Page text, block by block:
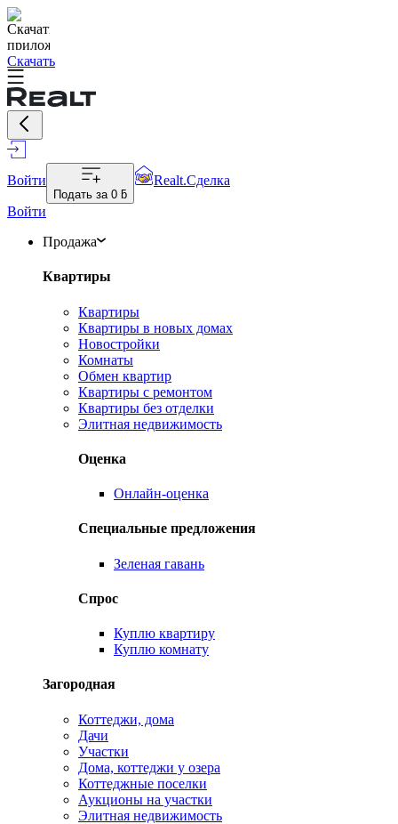
Скачать
Войти
Подать за 0 ƃ
Realt.Сделка
Войти
Продажа
Квартиры
Квартиры
Квартиры в новых домах
Новостройки
Комнаты
Обмен квартир
Квартиры с ремонтом
Квартиры без отделки
Элитная недвижимость
Оценка
Онлайн-оценка
Специальные предложения
Зеленая гавань
Спрос
Куплю квартиру
Куплю комнату
Загородная
Коттеджи, дома
Дачи
Участки
Дома, коттеджи у озера
Коттеджные поселки
Аукционы на участки
Элитная недвижимость